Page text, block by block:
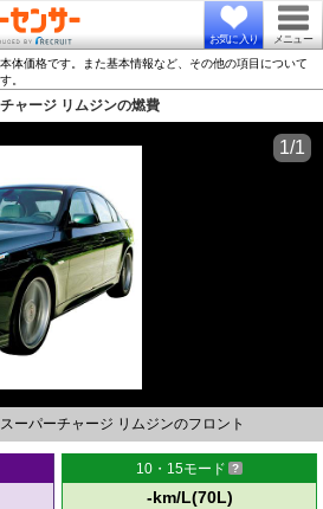
お気に入り メニュー
体価格です。また基本情報など、その他の項目について
。
ャージ リムジンの燃費
ーパーチャージ リムジンのフロント
1/1
10・15モード
-km/L(70L)